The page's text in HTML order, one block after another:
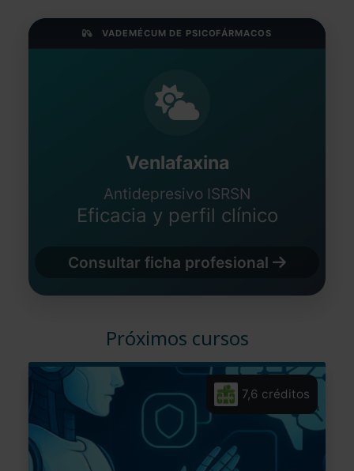
VADEMÉCUM DE PSICOFÁRMACOS
Venlafaxina
Antidepresivo ISRSN
Eficacia y perfil clínico
Consultar ficha profesional
Próximos cursos
7,6 créditos